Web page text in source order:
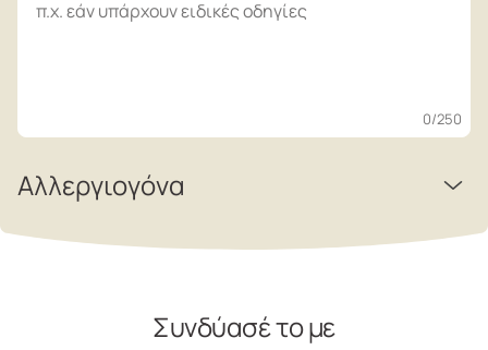
0/250
Αλλεργιογόνα
Συνδύασέ το με